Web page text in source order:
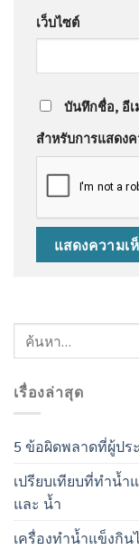
เว็บไซต์
บันทึกชื่อ, อีเ
สำหรับการแสดง
เรื่องล่าสุด
5 ข้อผิดพลาดที่ผู้ปร
เปรียบเทียบที่ทำน้
และ น้ำ
เครื่องทำน้ำแข็งกิน